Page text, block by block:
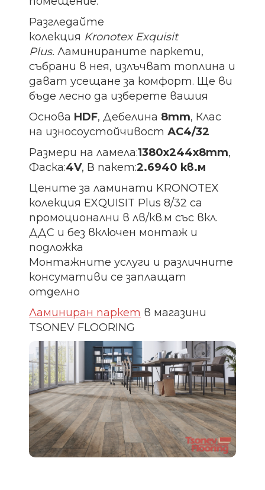
Разгледайте
колекция Kronotex Exquisit
Plus. Ламинираните паркети,
събрани в нея, излъчват топлина и
дават усещане за комфорт. Ще ви
бъде лесно да изберете вашия
Основа HDF, Дебелина 8mm, Клас
на износоустойчивостАС4/32
Размери на ламела:1380х244х8mm,
Фаска:4V, В пакет:2.6940 кв.м
Цените за ламинати KRONOTEX
колекция EXQUISIT Plus 8/32 са
промоционални в лв/кв.м със вкл.
ДДС и без включен монтаж и
подложка
Монтажните услуги и различните
консумативи се заплащат
отделно
Ламиниран паркет в магазини
TSONEV FLOORING